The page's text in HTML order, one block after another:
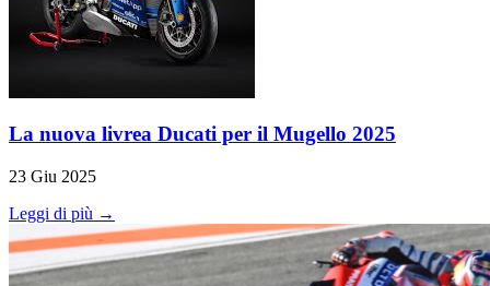
La nuova livrea Ducati per il Mugello 2025
23 Giu 2025
Leggi di più →